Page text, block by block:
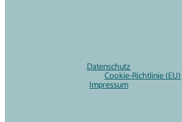
Datenschutz
Cookie-Richtlinie (EU)
Impressum